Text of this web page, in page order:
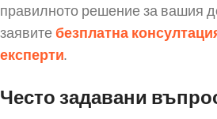
правилното решение за вашия
заявитебезплатна
експерти.
Често задавани